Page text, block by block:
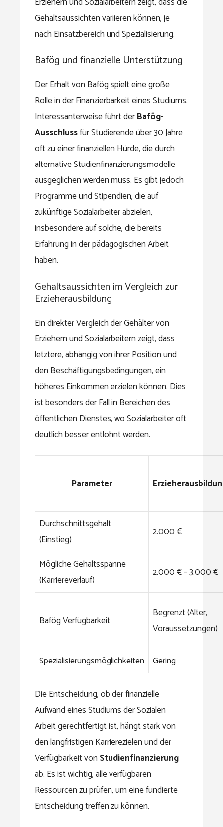
Gehaltsaussichten variieren können, je
nach Einsatzbereich und Spezialisierung.
Bafög und finanzielle Unterstützung
Der Erhalt von Bafög spielt eine große
Rolle in der Finanzierbarkeit eines Studiums.
Interessanterweise führt derBafög-
Ausschlussfür Studierende über 30 Jahre
oft zu einer finanziellen Hürde, die durch
alternative Studienfinanzierungsmodelle
ausgeglichen werden muss. Es gibt jedoch
Programme und Stipendien, die auf
zukünftige Sozialarbeiter abzielen,
insbesondere auf solche, die bereits
Erfahrung in der pädagogischen Arbeit
haben.
Gehaltsaussichten im Vergleich zur
Erzieherausbildung
Ein direkter Vergleich der Gehälter von
Erziehern und Sozialarbeitern zeigt, dass
letztere, abhängig von ihrer Position und
den Beschäftigungsbedingungen, ein
höheres Einkommen erzielen können. Dies
ist besonders der Fall in Bereichen des
öffentlichen Dienstes, wo Sozialarbeiter oft
deutlich besser entlohnt werden.
Parameter
Durchschnittsgehalt
(Einstieg)
2.000 €
Mögliche Gehaltsspanne
(Karriereverlauf)
2.000 € – 3.000 €
Bafög Verfügbarkeit
Begrenzt (Alter,
Voraussetzungen)
Spezialisierungsmöglichkeiten Gering
Die Entscheidung, ob der finanzielle
Aufwand eines Studiums der Sozialen
Arbeit gerechtfertigt ist, hängt stark von
den langfristigen Karrierezielen und der
Verfügbarkeit von Studienfinanzierung
ab. Es ist wichtig, alle verfügbaren
Ressourcen zu prüfen, um eine fundierte
Entscheidung treffen zu können.